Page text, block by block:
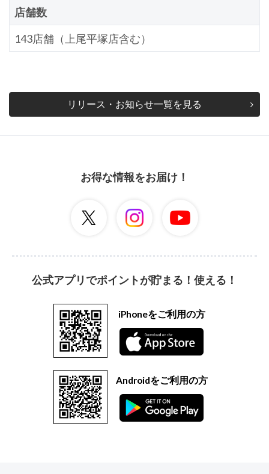
店舗数
143店舗（上尾平塚店含む）
リリース・お知らせ一覧を見る
お得な情報をお届け！
公式アプリでポイントが貯まる！使える！
iPhoneをご利用の方
Androidをご利用の方